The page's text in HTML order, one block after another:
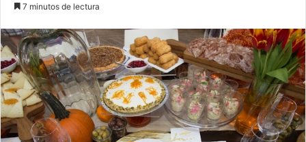
7 minutos de lectura